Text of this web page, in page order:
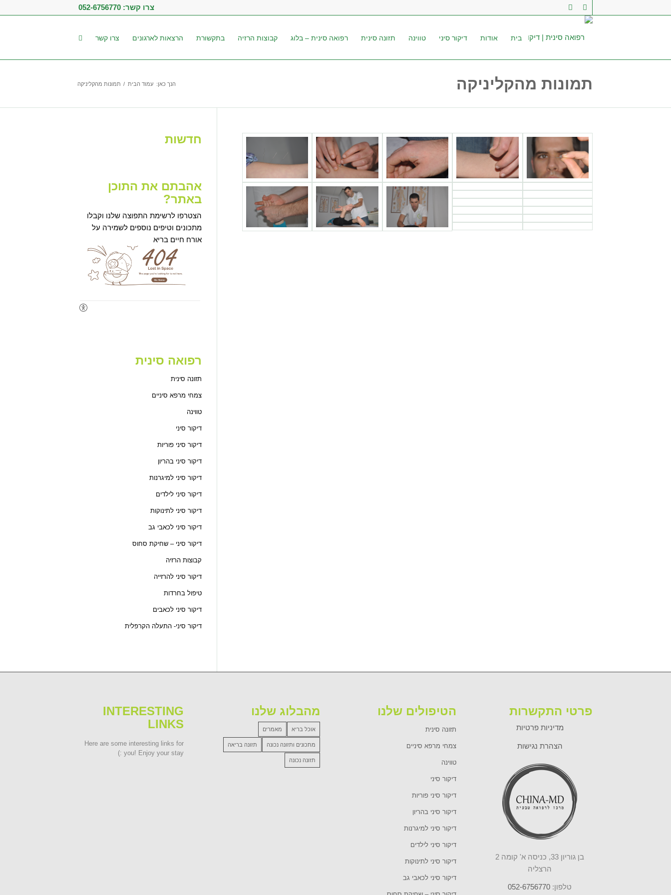
צרו קשר: 052-6756770
בית אודות דיקור סיני טווינה תזונה סינית רפואה סינית – בלוג קבוצות הרזיה בתקשורת הרצאות לארגונים צרו קשר
תמונות מהקליניקה הנך כאן: עמוד הבית / תמונות מהקליניקה
חדשות
אהבתם את התוכן
באתר?
הצטרפו לרשימת התפוצה שלנו וקבלו
מתכונים וטיפים נוספים לשמירה על
אורח חיים בריא
רפואה סינית
תזונה סינית
צמחי מרפא סיניים
טווינה
דיקור סיני
דיקור סיני פוריות
דיקור סיני בהריון
דיקור סיני למיגרנות
דיקור סיני לילדים
דיקור סיני לתינוקות
דיקור סיני לכאבי גב
דיקור סיני – שחיקת סחוס
קבוצות הרזיה
דיקור סיני להרזייה
טיפול בחרדות
דיקור סיני לכאבים
דיקור סיני- התעלה הקרפלית
INTERESTING
LINKS
Here are some interesting links for
you! Enjoy your stay :)
מהבלוג שלנו
אוכל בריא מאמרים
מתכונים ותזונה נכונה תזונה בריאה
תזונה נכונה
הטיפולים שלנו
תזונה סינית
צמחי מרפא סיניים
טווינה
דיקור סיני
דיקור סיני פוריות
דיקור סיני בהריון
דיקור סיני למיגרנות
דיקור סיני לילדים
דיקור סיני לתינוקות
דיקור סיני לכאבי גב
פרטי התקשרות
מדיניות פרטיות
הצהרת נגישות
בן גוריון 33, כניסה א' קומה 2
הרצליה
טלפון: 052-6756770